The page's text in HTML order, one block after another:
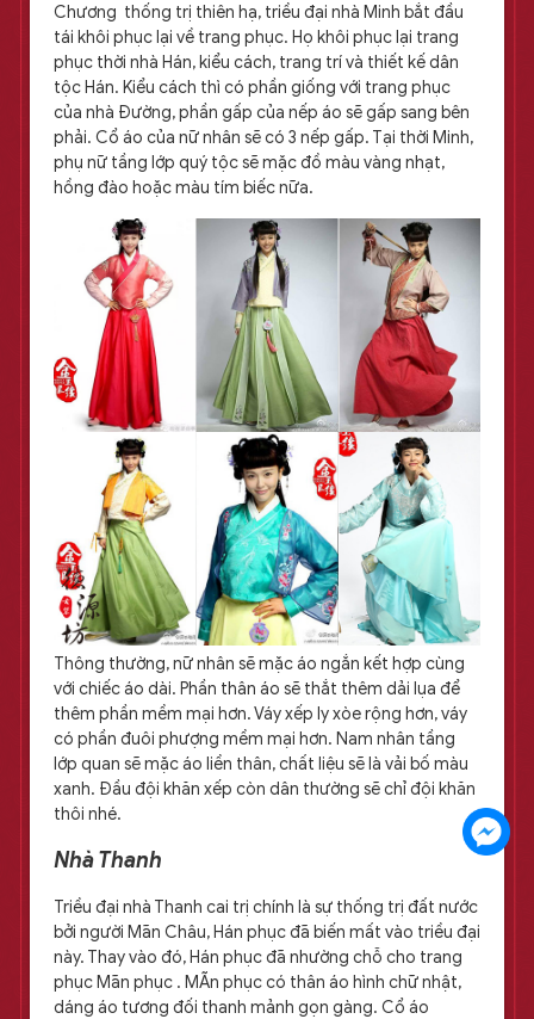
Chương thống trị thiên hạ, triều đại nhà Minh bắt đầu
tái khôi phục lại về trang phục. Họ khôi phục lại trang
phục thời nhà Hán, kiểu cách, trang trí và thiết kế dân
tộc Hán. Kiểu cách thì có phần giống với trang phục
của nhà Đường, phần gấp của nếp áo sẽ gấp sang bên
phải. Cổ áo của nữ nhân sẽ có 3 nếp gấp. Tại thời Minh,
phụ nữ tầng lớp quý tộc sẽ mặc đồ màu vàng nhạt,
hồng đào hoặc màu tím biếc nữa.
Thông thường, nữ nhân sẽ mặc áo ngắn kết hợp cùng
với chiếc áo dài. Phần thân áo sẽ thắt thêm dải lụa để
thêm phần mềm mại hơn. Váy xếp ly xòe rộng hơn, váy
có phần đuôi phượng mềm mại hơn. Nam nhân tầng
lớp quan sẽ mặc áo liền thân, chất liệu sẽ là vải bố màu
xanh. Đầu đội khăn xếp còn dân thường sẽ chỉ đội khăn
thôi nhé.
Nhà Thanh
Triều đại nhà Thanh cai trị chính là sự thống trị đất nước
bởi người Mãn Châu, Hán phục đã biến mất vào triều đại
này. Thay vào đó, Hán phục đã nhường chỗ cho trang
phục Mãn phục . MÃn phục có thân áo hình chữ nhật,
dáng áo tương đối thanh mảnh gọn gàng. Cổ áo